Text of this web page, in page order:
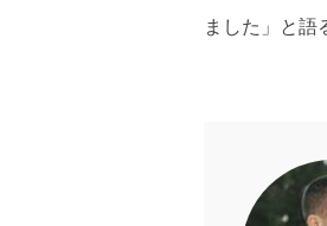
ました」と語